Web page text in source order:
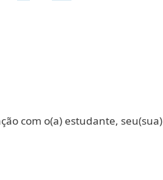
com o(a) estudante, seu(sua)